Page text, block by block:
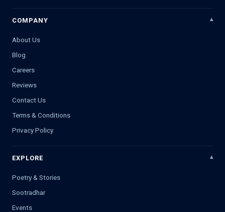
COMPANY
About Us
Blog
Careers
Reviews
Contact Us
Terms & Conditions
Privacy Policy
EXPLORE
Poetry & Stories
Sootradhar
Events